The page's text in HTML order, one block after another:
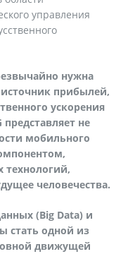
управления
нужна
прибылей,
ускорения
представляет не
мобильного
технологий,
человечества.
(Big Data) и
стать одной из
движущей